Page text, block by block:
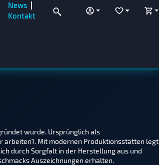
News
Kontakt
ANMELDEN
wurde. Ursprünglich als
arbeiten​1​. Mit modernen Produktionsstätten legt
durch Sorgfalt in der Herstellung aus und
Auszeichnungen erhalten.